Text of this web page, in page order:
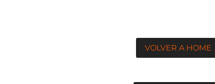
15,95€.
VOLVER A HOME